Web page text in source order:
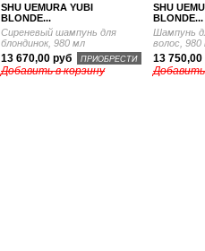
SHU UEMURA YUBI
BLONDE...
Сиреневый шампунь для
блондинок, 980 мл
13 670,00 руб ПРИОБРЕСТИ
Добавить в корзину
SHU
BLONDE...
Шампунь
волос, 980
13
Добавить